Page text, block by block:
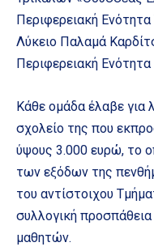
Περιφερειακή
Λύκειο Παλαμά
Περιφερειακή
Κάθε ομάδα έλαβε για
σχολείο της που
ύψους 3.000 ευρώ, το
των εξόδων της
του αντίστοιχου
συλλογική
μαθητών.